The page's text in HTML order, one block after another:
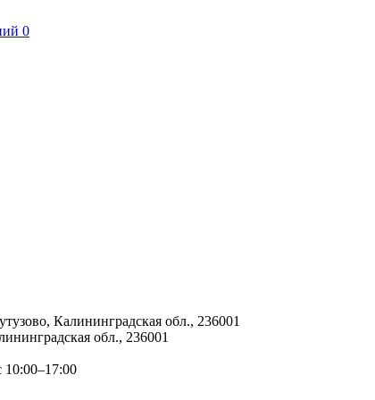
0
Калининградская обл., 236001
обл., 236001
10:00–17:00